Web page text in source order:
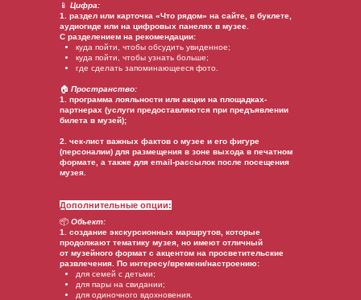
📱 Цифра:
1. раздел или карточка «Что рядом» на сайте, в буклете,
аудиогиде или на цифровых панелях в музее.
С разделением на рекомендации:
куда пойти, чтобы обсудить увиденное;
куда пойти, чтобы узнать больше;
где сделать запоминающееся фото.
🏠 Пространство:
1. программа лояльности или акции на площадках-
партнерах (услуги предоставляются при предъявлении
билета в музей);
2. чек-лист важных фактов о музее и его фигуре
(персоналии) для размещения в зоне выхода в печатном
формате, а также для email-рассылок после посещения
музея.
📦 Объект:
1. создание экскурсионных маршрутов, которые
продолжают тематику музея, но имеют отличный
от музейного формат с акцентом на просветительские
развлечения. По интересу/времени/настроению:
для семей с детьми;
для пары на свидании;
для одиночного вдохновения.
Дополнительные опции: